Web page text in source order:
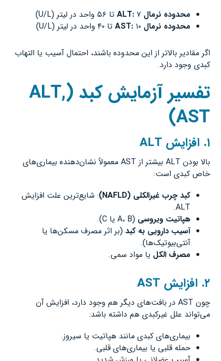
محدوده نرمال ۷ تا ۵۶ واحد در لیتر (U/L)
محدوده نرمال AST:۱۰ تا ۴۰ واحد در لیتر (U/L)
اگر مقادیر بالاتر از این محدوده باشند، احتمال آسیب یا التهاب
کبدی وجود دارد.
تفسیر آزمایش کبد (ALT,
AST)
۱. افزایش
بالا بودن ALT بیشتر از AST معمولاً نشان‌دهنده بیماری‌های
خاص کبدی است:
کبد چرب غیرالکلی (NAFLD)
: شایع‌ترین علت افزایش
ALT.
هپاتیت ویروسی (A، B یا C).
آسیب دارویی به کبد (بر اثر مصرف مسکن‌ها یا
آنتی‌بیوتیک‌ها).
مصرف الکل یا مواد سمی.
۲. افزایش
چون AST در بافت‌های دیگر هم وجود دارد، افزایش آن
می‌تواند علل غیرکبدی هم داشته باشد:
بیماری‌های کبدی مانند هپاتیت یا سیروز.
حمله قلبی یا بیماری‌های قلبی.